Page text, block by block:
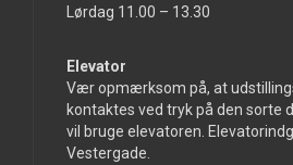
Lørdag 11.00 – 13.30
Elevator
Vær opmærksom på, at
kontaktes ved tryk på den sorte
vil bruge elevatoren.
Vestergade.